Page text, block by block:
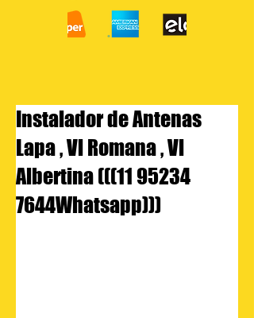
Instalador de Antenas
Lapa , Vl Romana , Vl
Albertina (((11 95234
7644Whatsapp)))